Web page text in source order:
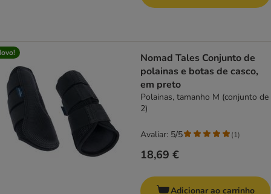
Nomad Tales Conjunto de
polainas e botas de casco,
em preto
Polainas, tamanho M (conjunto de
2)
18,69 €
Avaliar: 5/5 (1)
Adicionar ao carrinho